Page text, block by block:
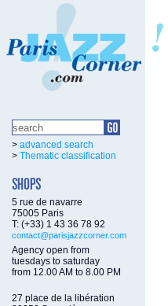
> advanced search
> Thematic classification
5 rue de navarre
75005 Paris
T: (+33) 1 43 36 78 92
contact@parisjazzcorner.com
Agency open from
tuesdays to saturday
from 12.00 AM to 8.00 PM
27 place de la libération